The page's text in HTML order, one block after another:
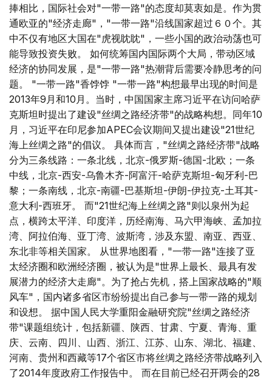
捧相比，国际社会对"一带一路"的态度却莫衷如是。作为贯
通欧亚的"经济走廊"，"一带一路"沿线国家超过６０个。其
中不仅有地区大国在"虎视眈眈"，一些小国的政治动荡也可
能导致投资失败。 如何统筹国内国际两个大局，带动区域
经济的协同发展，是"一带一路"热潮背后需要冷静思考的问
题。 "一带一路"香饽饽 "一带一路"构想最早出现的时间是
2013年9月和10月。当时，中国国家主席习近平在访问哈萨
克斯坦时提出了建设"丝绸之路经济带"的战略构想。同年10
月，习近平在印尼参加APEC会议期间又提出建设"21世纪
海上丝绸之路"的倡议。 具体而言，"丝绸之路经济带"战略
分为三条线路：一条北线，北京-俄罗斯-德国-北欧；一条
中线，北京-西安-乌鲁木齐-阿富汗-哈萨克斯坦-匈牙利-巴
黎；一条南线，北京-南疆-巴基斯坦-伊朗-伊拉克-土耳其-
意大利-西班牙。 而"21世纪海上丝绸之路"则以泉州为起
点，横跨太平洋、印度洋，历经南海、马六甲海峡、孟加拉
湾、阿拉伯海、亚丁湾、波斯湾，涉及东盟、南亚、西亚、
东北非等相关国家。 从世界地图看，"一带一路"连接了亚
太经济圈和欧洲经济圈，被认为是"世界上最长、最具有发
展潜力的经济大走廊"。为了抢占先机，搭上国家战略的"顺
风车"，国内诸多省区市纷纷提出自己参与一带一路的规划
和设想。 据中国人民大学重阳金融研究院"丝绸之路经济
带"课题组统计，包括新疆、陕西、甘肃、宁夏、青海、重
庆、云南、四川、山西、浙江、江苏、山东、湖北、福建、
河南、贵州和西藏等17个省区市将丝绸之路经济带战略列入
了2014年度政府工作报告中。 而在目前已经召开两会的28